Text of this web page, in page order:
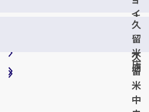
ン
諏
訪
野
店
ま
ち
店
イ
ン
ト
久
留
米
中
久
留
米
店